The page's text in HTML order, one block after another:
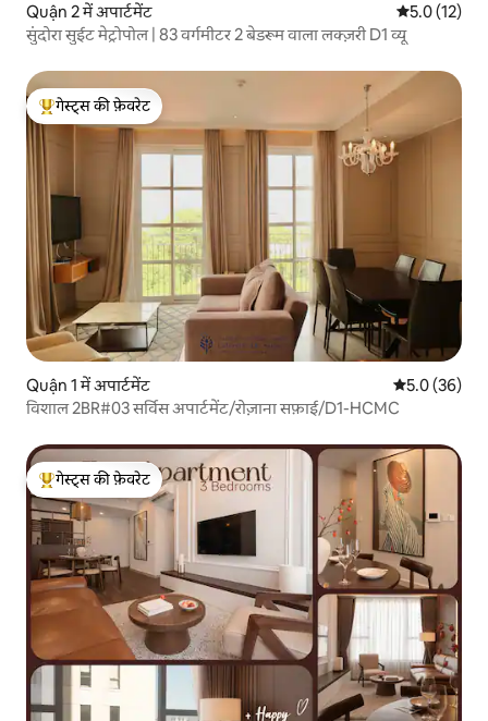
Quận 2 में अपार्टमेंट औसत रेटिंग 5
5.0 (12)
सुंदोरा सुईट मेट्रोपोल | 83 वर्गमीटर 2 बेडरूम वाला लक्ज़री D1 व्यू
गेस्ट्स का टॉप फ़ेवरेट
गेस्ट्स की फ़ेवरेट
Quận 1 में अपार्टमेंट औसत रेटिंग 5
5.0 (36)
विशाल 2BR#03 सर्विस अपार्टमेंट/रोज़ाना सफ़ाई/D1-HCMC
गेस्ट्स का टॉप फ़ेवरेट
गेस्ट्स की फ़ेवरेट